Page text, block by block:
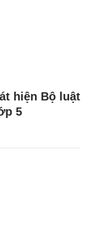
hiện Bộ luật
5